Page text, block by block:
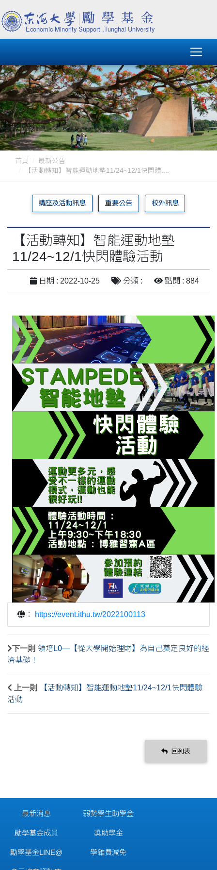
首頁
最新公告
【活動轉知】智能運動地墊11/24~12/1快閃體....
講座及活動訊息 重要公告 校外訊息
【活動轉知】智能運動地墊
11/24~12/1快閃體驗活動
日期 : 2022-10-25 分類 : 點閱 : 884
： https://event.ithu.tw/2022100113
下一則 領培L0—【從大學開始理財】為自己奠定良好的經
濟基礎！
上一則
【活動轉知】智能運動地墊11/24~12/1快閃體驗
活動
回列表
最新消息
勵學基金成員
勵學基金LINE@
弱勢學生助學金
獎助學金
學雜費減免